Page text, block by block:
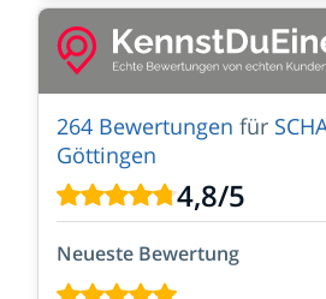
264 Bewertungen für
Göttingen
4,8/5
Neueste Bewertung